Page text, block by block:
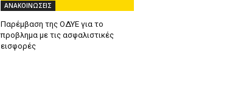
ΑΝΑΚΟΙΝΩΣΕΙΣ
Παρέμβαση της ΟΔΥΕ για το
προβλημα με τις ασφαλιστικές
εισφορές